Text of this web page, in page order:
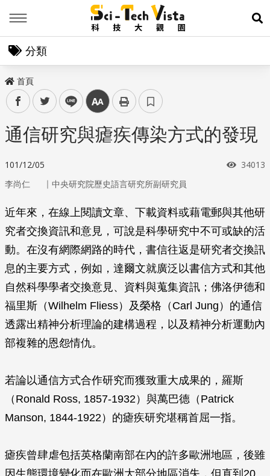
展
分類
首頁
facebooktwitter line 中
通信研究與瘧疾傳染方式的發現
101/12/05 瀏覽次
34013
李尚仁 ｜ 中央研究院歷史語言研究所副研究員
近年來，在線上閱讀文章、下載資料或藉電郵與其他研
究者交換資訊和意見，可說是科學研究中不可或缺的活
動。在沒有網際網路的時代，書信往返是研究者交換訊
息的主要方式，例如，達爾文就廣泛以書信方式和其他
自然科學學者交換意見、資料與蒐集資訊；佛洛伊德和
福里斯（Wilhelm Fliess）及榮格（Carl Jung）的通信
透露出精神分析理論的建構過程，以及精神分析運動內
部複雜的恩怨情仇。
若論以通信方式合作研究而獲致重大成果的，羅斯
（Ronald Ross, 1857-1932）與萬巴德（Patrick
Manson, 1844-1922）的瘧疾研究堪稱首屈一指。
瘧疾曾肆虐包括英格蘭南部在內的許多歐洲地區，後雖
因生態環境變化而在歐洲大部分地區消失，但直到20